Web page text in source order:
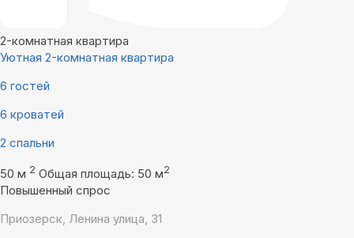
2-комнатная квартира
Уютная 2-комнатная квартира
6 гостей
6 кроватей
2 спальни
50 м 2 Общая площадь: 50 м2
Повышенный спрос
Приозерск, Ленина улица, 31